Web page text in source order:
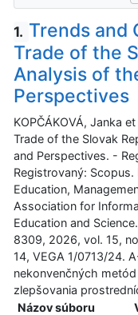
1. Trends and
Trade of the
Analysis of
Perspectives
KOPČÁKOVÁ, Janka
Trade of the Slovak
and Perspectives. -
Registrovaný:
Education,
Association for
Education and
8309, 2026, vol. 15,
14, VEGA 1/0713/24.
nekonvenčných
zlepšovania
Názov súboru